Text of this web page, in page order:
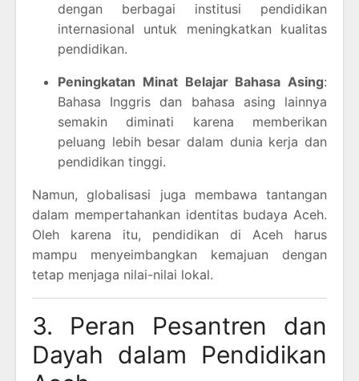
dengan berbagai institusi pendidikan
internasional untuk meningkatkan kualitas
pendidikan.
Peningkatan Minat Belajar Bahasa Asing:
Bahasa Inggris dan bahasa asing lainnya
semakin diminati karena memberikan
peluang lebih besar dalam dunia kerja dan
pendidikan tinggi.
Namun, globalisasi juga membawa tantangan
dalam mempertahankan identitas budaya Aceh.
Oleh karena itu, pendidikan di Aceh harus
mampu menyeimbangkan kemajuan dengan
tetap menjaga nilai-nilai lokal.
3. Peran Pesantren dan
Dayah dalam Pendidikan